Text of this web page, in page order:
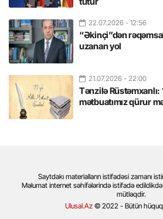
22.07.2026 - 12:56
“Əkinçi”dən
uzanan yol
21.07.2026 - 22:00
Tənzilə Rüstəmxanlı:
mətbuatımız qürur
Saytdakı materialların istifadəsi zamanı
Məlumat internet səhifələrində istifadə
mütləqdir.
Ulusal.Az © 2022 - Bütün